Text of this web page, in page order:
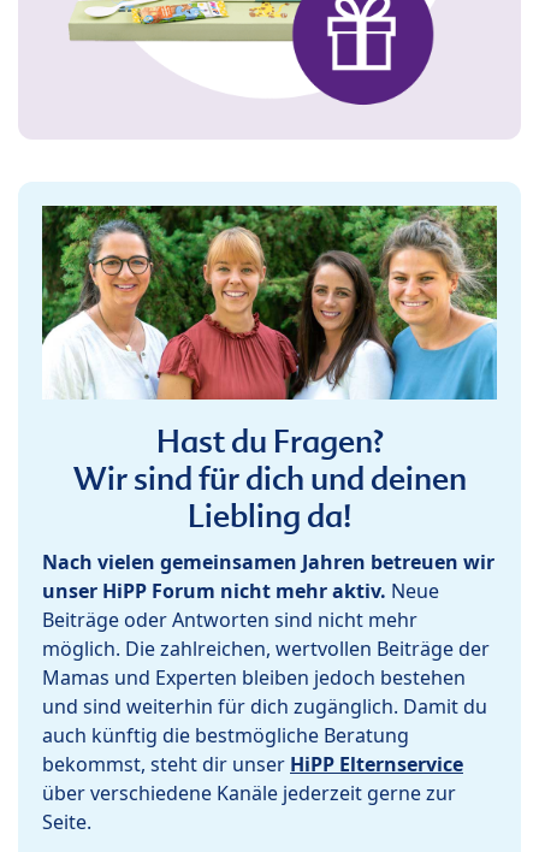
Hast du Fragen?
Wir sind für dich und deinen
Liebling da!
Nach vielen gemeinsamen Jahren betreuen wir
unser HiPP Forum nicht mehr aktiv. Neue
Beiträge oder Antworten sind nicht mehr
möglich. Die zahlreichen, wertvollen Beiträge der
Mamas und Experten bleiben jedoch bestehen
und sind weiterhin für dich zugänglich. Damit du
auch künftig die bestmögliche Beratung
bekommst, steht dir unser HiPP Elternservice
über verschiedene Kanäle jederzeit gerne zur
Seite.